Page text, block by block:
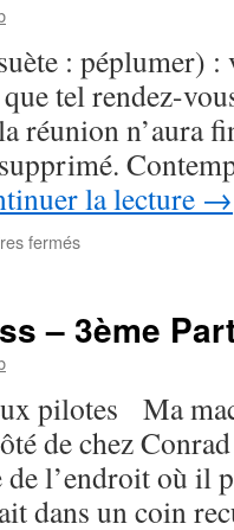
: péplumer)
tel rendez-
réunion n’aura
la lecture →
ferméssur
– 3ème
pilotes Ma
de chez
de l’endroit où il
dans un coin